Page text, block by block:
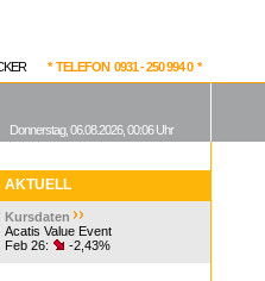
* TELEFON 0931 - 250 994 0 *
AKTUELL
Kursdaten
Acatis Value Event
Feb 26:
-2,43%
Donnerstag, 06.08.2026, 00:06 Uhr